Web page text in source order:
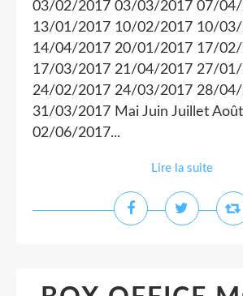
03/02/2017 03/03/2017 07/
13/01/2017 10/02/2017 10/
14/04/2017 20/01/2017 17/
17/03/2017 21/04/2017 27/
24/02/2017 24/03/2017 28/
31/03/2017 Mai Juin Juillet
02/06/2017...
Lire la suite